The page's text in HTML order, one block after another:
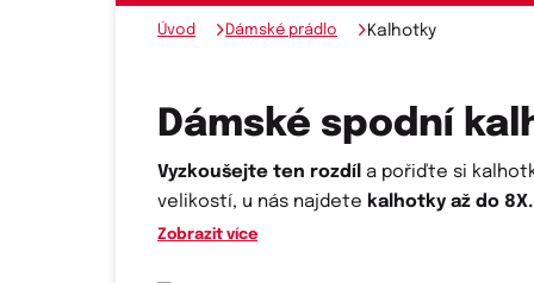
Novinky na skladě
Úvod Dámské prádlo Kalhotky
Dámské spodní
Vyzkoušejte ten rozdíl a pořiďte si
velikostí, u nás najdete kalhotky až do 8X
Zobrazit více